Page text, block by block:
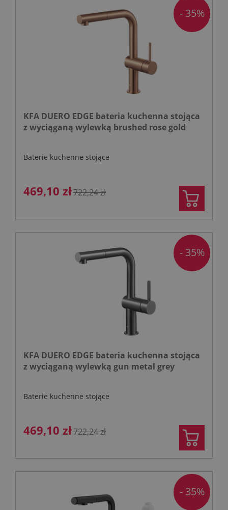
KFA DUERO EDGE bateria kuchenna stojąca
z wyciąganą wylewką brushed rose gold
Baterie kuchenne stojące
469,10 zł722,24 zł
- 35%
KFA DUERO EDGE bateria kuchenna stojąca
z wyciąganą wylewką gun metal grey
Baterie kuchenne stojące
469,10 zł722,24 zł
- 35%
- 35%